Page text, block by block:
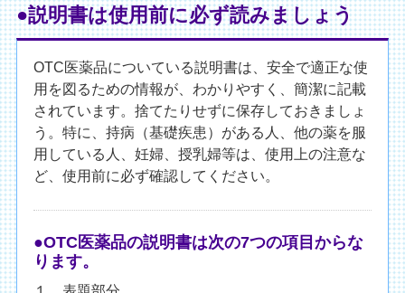
●説明書は使用前に必ず読みましょう
OTC医薬品についている説明書は、安全で適正な使
用を図るための情報が、わかりやすく、簡潔に記載
されています。捨てたりせずに保存しておきましょ
う。特に、持病（基礎疾患）がある人、他の薬を服
用している人、妊婦、授乳婦等は、使用上の注意な
ど、使用前に必ず確認してください。
●OTC医薬品の説明書は次の7つの項目からな
ります。